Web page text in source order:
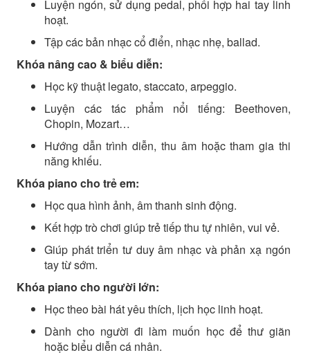
Luyện ngón, sử dụng pedal, phối hợp hai tay linh
hoạt.
Tập các bản nhạc cổ điển, nhạc nhẹ, ballad.
Khóa nâng cao & biểu diễn:
Học kỹ thuật legato, staccato, arpeggio.
Luyện các tác phẩm nổi tiếng: Beethoven,
Chopin, Mozart…
Hướng dẫn trình diễn, thu âm hoặc tham gia thi
năng khiếu.
Khóa piano cho trẻ em:
Học qua hình ảnh, âm thanh sinh động.
Kết hợp trò chơi giúp trẻ tiếp thu tự nhiên, vui vẻ.
Giúp phát triển tư duy âm nhạc và phản xạ ngón
tay từ sớm.
Khóa piano cho người lớn:
Học theo bài hát yêu thích, lịch học linh hoạt.
Dành cho người đi làm muốn học để thư giãn
hoặc biểu diễn cá nhân.